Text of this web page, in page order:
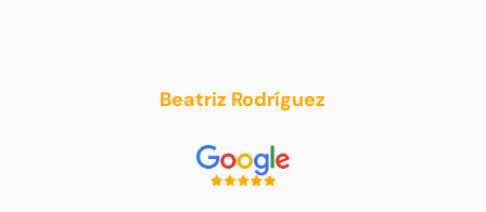
Beatriz Rodríguez